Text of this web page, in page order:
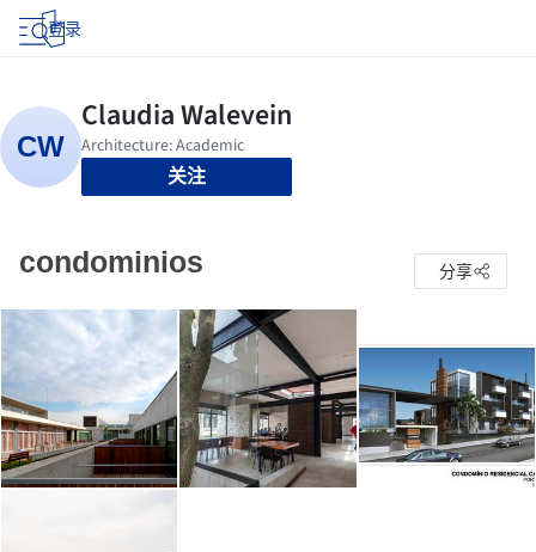
登录
关注
condominios 分享